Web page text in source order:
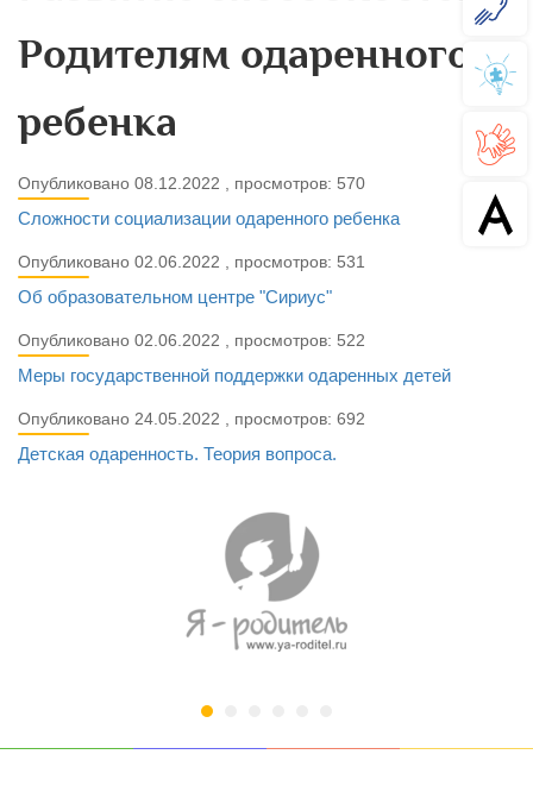
Родителям одаренного
ребенка
Опубликовано 08.12.2022 , просмотров: 570
Сложности социализации одаренного ребенка
Опубликовано 02.06.2022 , просмотров: 531
Об образовательном центре "Сириус"
Опубликовано 02.06.2022 , просмотров: 522
Меры государственной поддержки одаренных детей
Опубликовано 24.05.2022 , просмотров: 692
Детская одаренность. Теория вопроса.